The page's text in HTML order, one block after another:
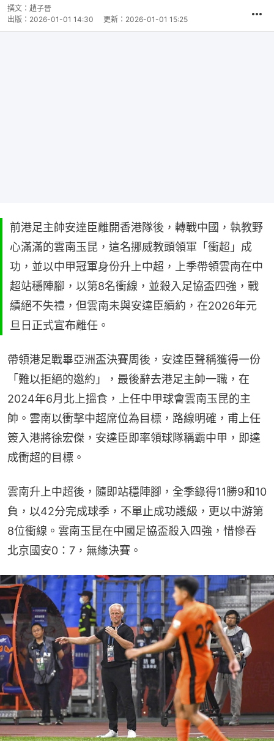
撰文： 趙子晉
出版： 2026-01-01 14:30 更新： 2026-01-01 15:25
前港足主帥安達臣離開香港隊後，轉戰中國，執教野
心滿滿的雲南玉昆，這名挪威教頭領軍「衝超」成
功，並以中甲冠軍身份升上中超，上季帶領雲南在中
超站穩陣腳，以第8名衝線，並殺入足協盃四強，戰
績絕不失禮，但雲南未與安達臣續約，在2026年元
旦日正式宣布離任。
帶領港足戰畢亞洲盃決賽周後，安達臣聲稱獲得一份
「難以拒絕的邀約」，最後辭去港足主帥一職，在
2024年6月北上搵食，上任中甲球會雲南玉昆的主
帥。雲南以衝擊中超席位為目標，路線明確，甫上任
簽入港將徐宏傑，安達臣即率領球隊稱霸中甲，即達
成衝超的目標。
雲南升上中超後，隨即站穩陣腳，全季錄得11勝9和10
負，以42分完成球季，不單止成功護級，更以中游第
8位衝線。雲南玉昆在中國足協盃殺入四強，惜慘吞
北京國安0：7，無緣決賽。